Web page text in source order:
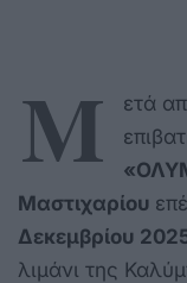
Μ
ετά
Μαστιχαρίου
Δεκεμβρίου
λιμάνι της